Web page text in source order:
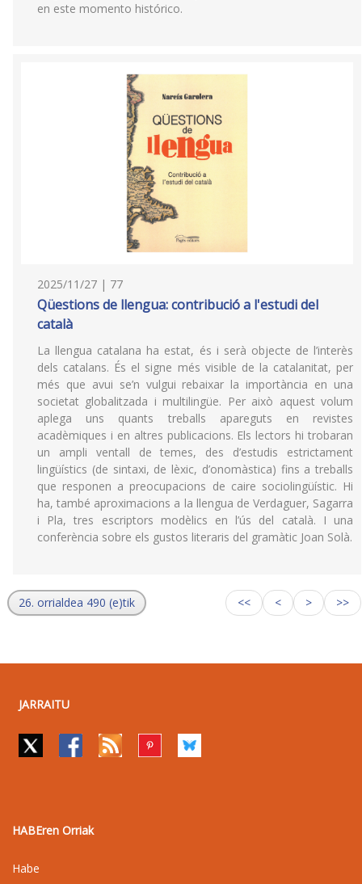
en este momento histórico.
2025/11/27 | 77
Qüestions de llengua: contribució a l'estudi del
català
La llengua catalana ha estat, és i serà objecte de l’interès
dels catalans. És el signe més visible de la catalanitat, per
més que avui se’n vulgui rebaixar la importància en una
societat globalitzada i multilingüe. Per això aquest volum
aplega uns quants treballs apareguts en revistes
acadèmiques i en altres publicacions. Els lectors hi trobaran
un ampli ventall de temes, des d’estudis estrictament
lingüístics (de sintaxi, de lèxic, d’onomàstica) fins a treballs
que responen a preocupacions de caire sociolingüístic. Hi
ha, també aproximacions a la llengua de Verdaguer, Sagarra
i Pla, tres escriptors modèlics en l’ús del català. I una
conferència sobre els gustos literaris del gramàtic Joan Solà.
26. orrialdea 490 (e)tik << < > >>
JARRAITU
HABEren Orriak
Habe